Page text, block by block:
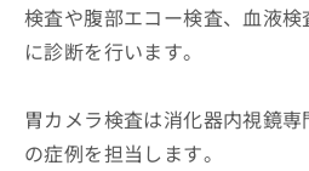
検査や腹部エコー検査、血液
に診断を行います。
胃カメラ検査は消化器内視鏡
の症例を担当します。